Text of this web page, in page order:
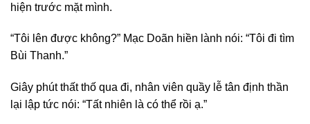
hiện trước mặt mình.
“Tôi lên được không?” Mạc Doãn hiền lành nói: “Tôi đi tìm
Bùi Thanh.”
Giây phút thất thố qua đi, nhân viên quầy lễ tân định thần
lại lập tức nói: “Tất nhiên là có thể rồi ạ.”